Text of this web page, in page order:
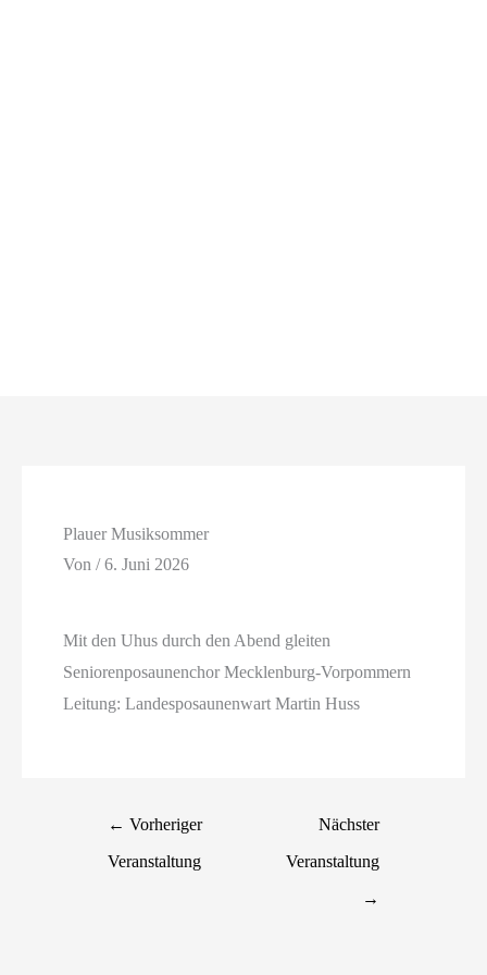
Plauer Musiksommer
Von/6. Juni 2026
Mit den Uhus durch den Abend gleiten
Seniorenposaunenchor Mecklenburg-Vorpommern
Leitung: Landesposaunenwart Martin Huss
← Vorheriger
Veranstaltung
Nächster
Veranstaltung
→